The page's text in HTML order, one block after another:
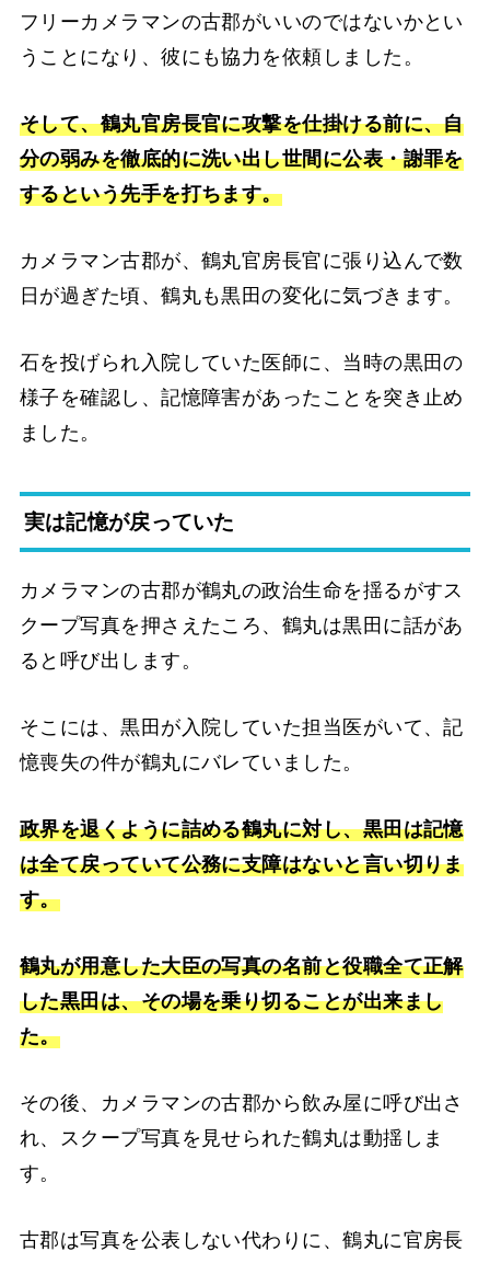
フリーカメラマンの古郡がいいのではないかとい
うことになり、彼にも協力を依頼しました。
そして、鶴丸官房長官に攻撃を仕掛ける前に、自
分の弱みを徹底的に洗い出し世間に公表・謝罪を
するという先手を打ちます。
カメラマン古郡が、鶴丸官房長官に張り込んで数
日が過ぎた頃、鶴丸も黒田の変化に気づきます。
石を投げられ入院していた医師に、当時の黒田の
様子を確認し、記憶障害があったことを突き止め
ました。
実は記憶が戻っていた
カメラマンの古郡が鶴丸の政治生命を揺るがすス
クープ写真を押さえたころ、鶴丸は黒田に話があ
ると呼び出します。
そこには、黒田が入院していた担当医がいて、記
憶喪失の件が鶴丸にバレていました。
政界を退くように詰める鶴丸に対し、黒田は記憶
は全て戻っていて公務に支障はないと言い切りま
す。
鶴丸が用意した大臣の写真の名前と役職全て正解
した黒田は、その場を乗り切ることが出来まし
た。
その後、カメラマンの古郡から飲み屋に呼び出さ
れ、スクープ写真を見せられた鶴丸は動揺しま
す。
古郡は写真を公表しない代わりに、鶴丸に官房長